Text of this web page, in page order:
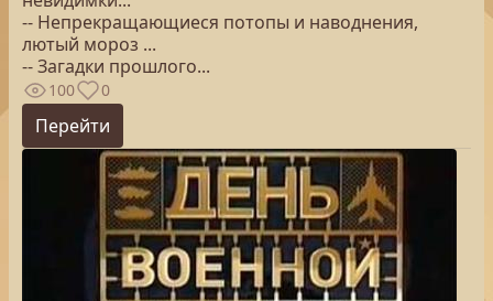
-- Непрекращающиеся потопы и наводнения,
лютый мороз ...
-- Загадки прошлого...
100 0
Перейти